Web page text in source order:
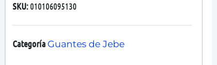
SKU: 010106095130
Categoría Guantes de Jebe